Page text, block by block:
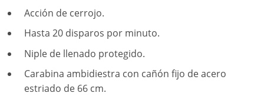
Acción de cerrojo.
Hasta 20 disparos por minuto.
Niple de llenado protegido.
Carabina ambidiestra con cañón fijo de acero
estriado de 66 cm.